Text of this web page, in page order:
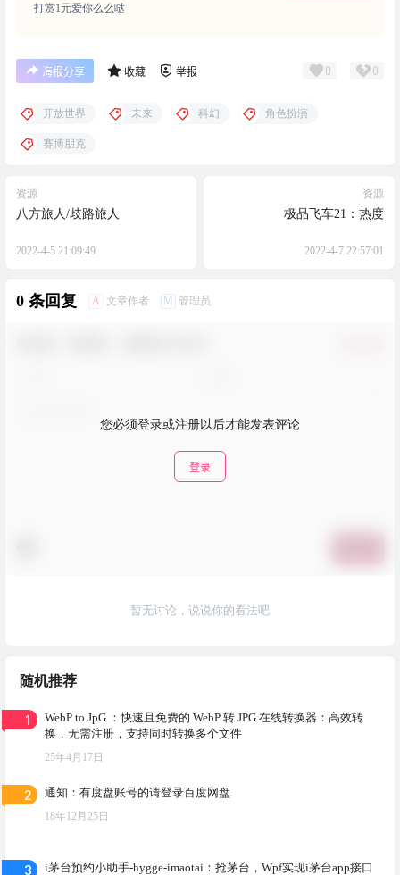
打赏1元爱你么么哒
海报分享 收藏 举报 0 0
开放世界 未来 科幻 角色扮演
赛博朋克
资源
八方旅人/歧路旅人
2022-4-5 21:09:49
资源
极品飞车21：热度
2022-4-7 22:57:01
0 条回复 A 文章作者 M 管理员
您必须登录或注册以后才能发表评论
登录
暂无讨论，说说你的看法吧
随机推荐
1
WebP to JpG ：快速且免费的 WebP 转 JPG 在线转换器：高效转
换，无需注册，支持同时转换多个文件
25年4月17日
2 通知：有度盘账号的请登录百度网盘
18年12月25日
3 i茅台预约小助手-hygge-imaotai：抢茅台，Wpf实现i茅台app接口